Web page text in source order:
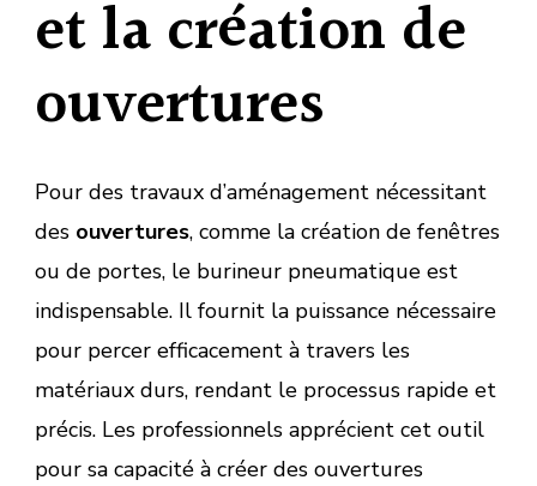
et la création de
ouvertures
Pour des travaux d’aménagement nécessitant
des ouvertures, comme la création de fenêtres
ou de portes, le burineur pneumatique est
indispensable. Il fournit la puissance nécessaire
pour percer efficacement à travers les
matériaux durs, rendant le processus rapide et
précis. Les professionnels apprécient cet outil
pour sa capacité à créer des ouvertures